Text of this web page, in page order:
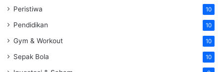
Peristiwa 10
Pendidikan 10
Gym & Workout 10
Sepak Bola 10